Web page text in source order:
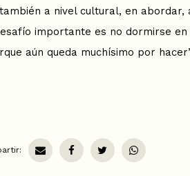
a nivel cultural, en
importante es no dormirse
aún queda muchísimo por